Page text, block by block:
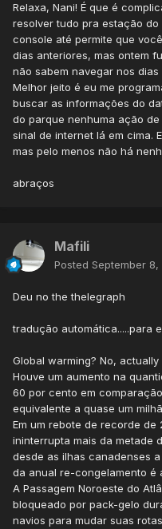
Relaxa, Nani! É que é
resolver tudo pra estação do
console até permite que
dias anteriores, mas ontem
não sabem navegar nos
Melhor jeito é eu me
buscar as informações do
do parque nenhuma ação
sinal de internet lá em cima.
mas pelo menos não há
abraços
Mafili
Posted September 8,
Deu no the thelegraph
tradução automática.....para
Global warming? No,
Houve um aumento na
60 por cento em
equivalente a quase um
Em um rebote de recorde de
ininterrupta mais da metade
desde as ilhas canadenses
da anual re-congelamento é
A Passagem Noroeste do
bloqueado por pack-gelo
navios para mudar suas